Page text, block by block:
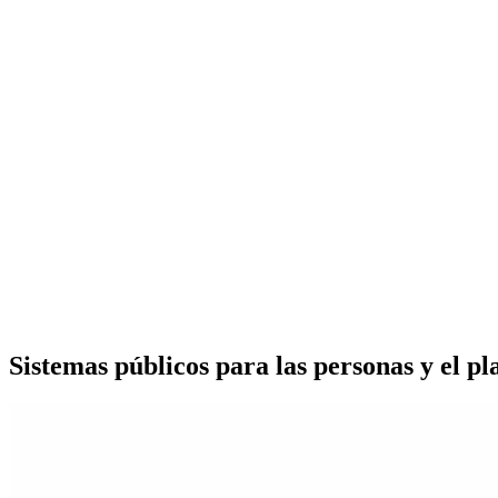
Sistemas públicos para las personas y el